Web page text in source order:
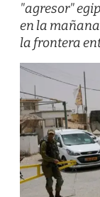
"agresor"
en la
la frontera